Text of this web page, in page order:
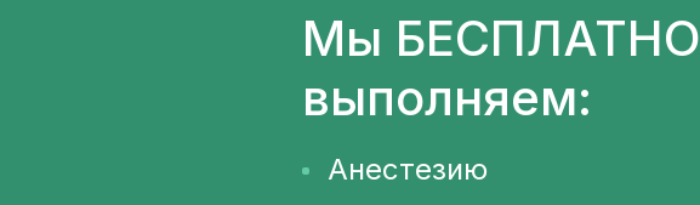
Мы БЕСПЛАТНО
выполняем:
Анестезию